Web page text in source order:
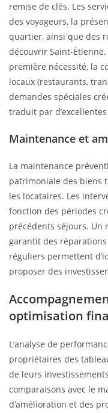
remise de clés. Les
des voyageurs, la
quartier, ainsi que des
découvrir Saint-
première nécessité, la
locaux (restaurants,
demandes spéciales
traduit par
Maintenance et
La maintenance
patrimoniale des biens
les locataires. Les
fonction des périodes
précédents séjours. Un
garantit des
réguliers permettent
proposer des
optimisation
L’analyse de
propriétaires des
de leurs
comparaisons avec le
d’amélioration et des